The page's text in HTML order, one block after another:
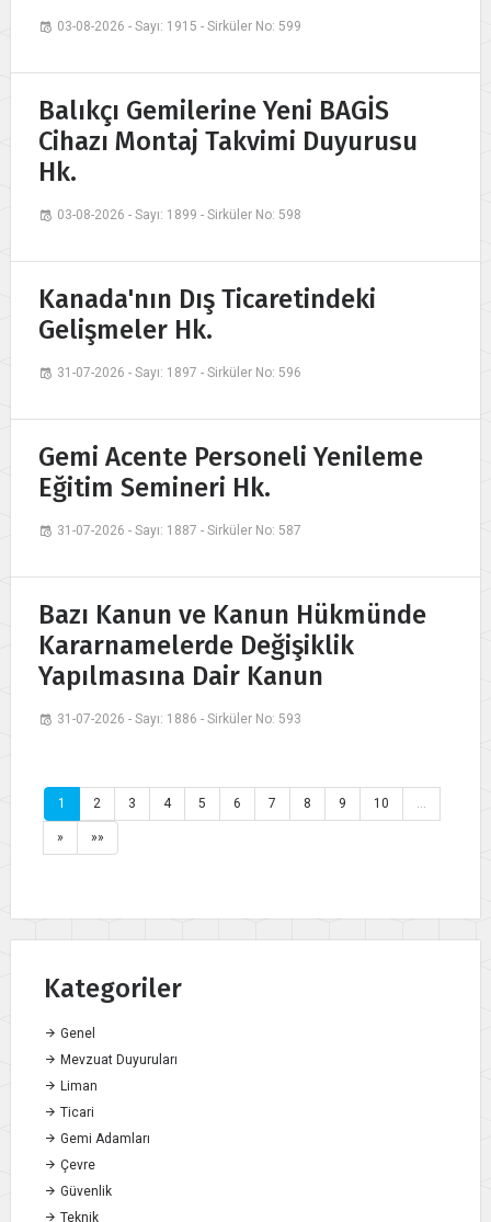
03-08-2026 - Sayı: 1915 - Sirküler No: 599
Balıkçı Gemilerine Yeni BAGİS
Cihazı Montaj Takvimi Duyurusu
Hk.
03-08-2026 - Sayı: 1899 - Sirküler No: 598
Kanada'nın Dış Ticaretindeki
Gelişmeler Hk.
31-07-2026 - Sayı: 1897 - Sirküler No: 596
Gemi Acente Personeli Yenileme
Eğitim Semineri Hk.
31-07-2026 - Sayı: 1887 - Sirküler No: 587
Bazı Kanun ve Kanun Hükmünde
Kararnamelerde Değişiklik
Yapılmasına Dair Kanun
31-07-2026 - Sayı: 1886 - Sirküler No: 593
1 2 3 4 5 6 7 8 9 10
» »»
Kategoriler
Genel
Mevzuat Duyuruları
Liman
Ticari
Gemi Adamları
Çevre
Güvenlik
Teknik